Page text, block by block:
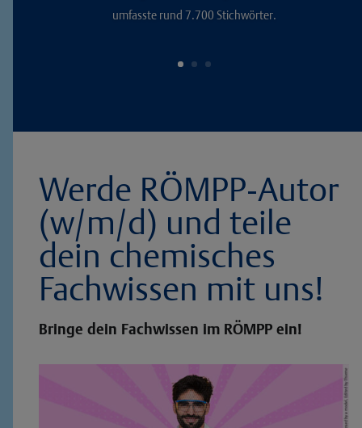
umfasste rund 7.700 Stichwörter.
Werde RÖMPP-Autor
(w/m/d) und teile
dein chemisches
Fachwissen mit uns!
Bringe dein Fachwissen im RÖMPP ein!